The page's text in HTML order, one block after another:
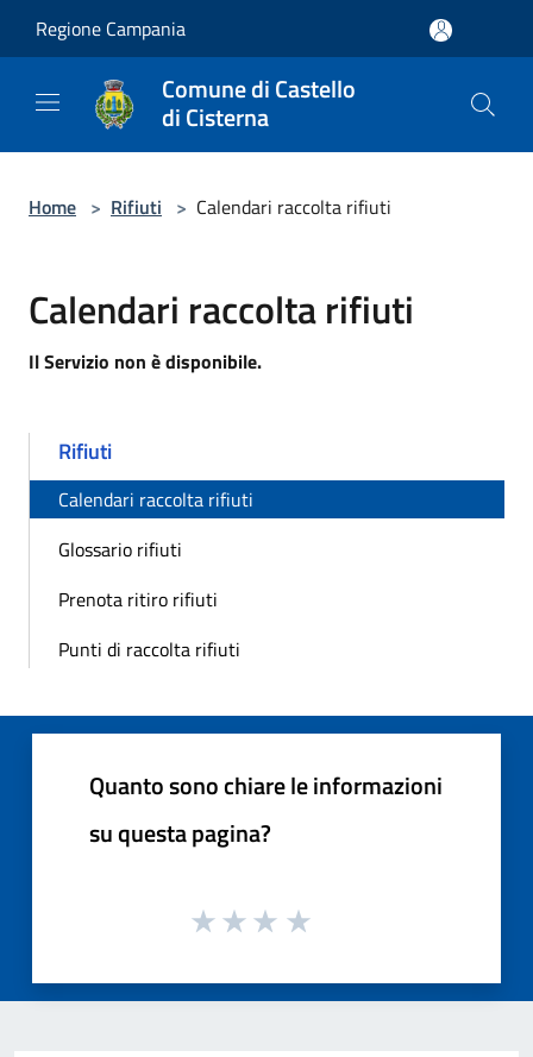
Regione Campania
Comune di Castello
di Cisterna
Home > Rifiuti > Calendari raccolta rifiuti
Calendari raccolta rifiuti
Il Servizio non è disponibile.
Rifiuti
Calendari raccolta rifiuti
Glossario rifiuti
Prenota ritiro rifiuti
Punti di raccolta rifiuti
Quanto sono chiare le informazioni
su questa pagina?